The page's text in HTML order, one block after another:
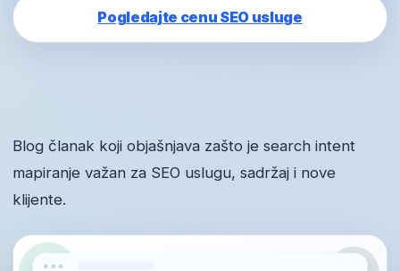
Pogledajte cenu SEO usluge
Blog članak koji objašnjava zašto je search intent
mapiranje važan za SEO uslugu, sadržaj i nove
klijente.